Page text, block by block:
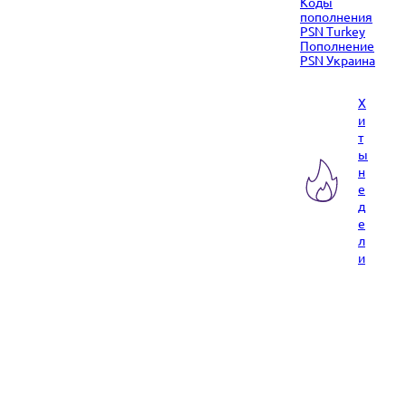
пополнения
PSN Turkey
Пополнение
PSN Украина
Х
и
т
ы
н
е
д
е
л
и